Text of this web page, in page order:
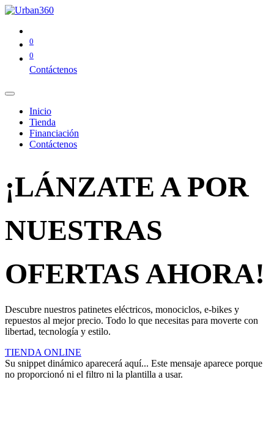
0
0
Contáctenos
Inicio
Tienda
Financiación
Contáctenos
¡LÁNZATE A POR
NUESTRAS
OFERTAS AHORA!
Descubre nuestros patinetes eléctricos, monociclos, e-bikes y
repuestos al mejor precio. Todo lo que necesitas para moverte con
libertad, tecnología y estilo.
TIENDA ONLINE
Su snippet dinámico aparecerá aquí... Este mensaje aparece porque
no proporcionó ni el filtro ni la plantilla a usar.